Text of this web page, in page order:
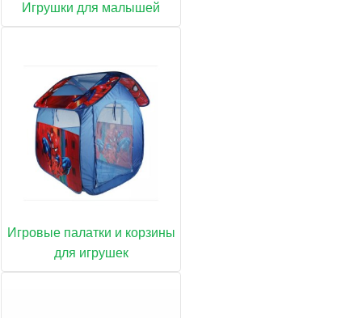
Игрушки для малышей
Игровые палатки и корзины
для игрушек